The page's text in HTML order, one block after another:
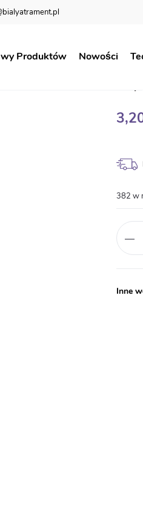
Produktów Nowości
382 w
super
Inne